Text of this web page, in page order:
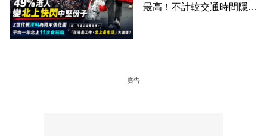
最高！不計較交通時間隱形
廣告